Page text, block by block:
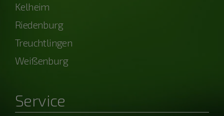
Kelheim
Riedenburg
Treuchtlingen
Weißenburg
Service